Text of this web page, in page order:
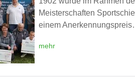
Meisterschaften
einem
mehr